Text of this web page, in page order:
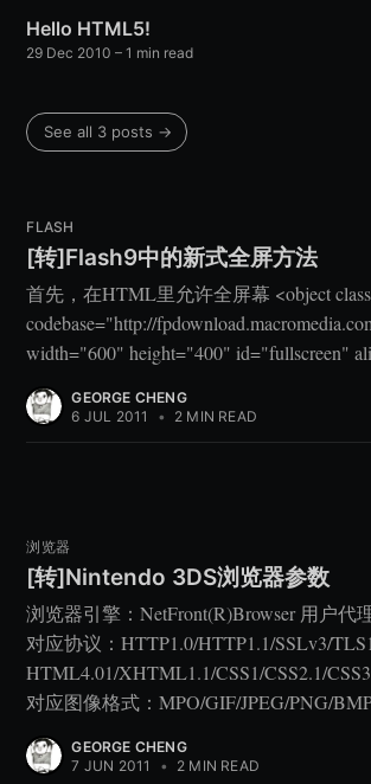
Hello HTML5!
29 Dec 2010 – 1 min read
See all 3 posts →
FLASH
[转]Flash9中的新式全屏方法
首先，在HTML里允许全屏幕 <object
codebase="http://
width="600" height="400" id="fullscreen"
GEORGE CHENG
6 JUL 2011
• 2 MIN READ
浏览器
[转]Nintendo 3DS浏览器参数
浏览器引擎：NetFront(R)Browser 用户代
对应协议：HTTP1.0/HTTP1.1/SSLv3/
HTML4.01/XHTML1.1/CSS1/CSS2.1/
对应图像格式：MPO/GIF/JPEG/PNG/
GEORGE CHENG
7 JUN 2011
• 2 MIN READ